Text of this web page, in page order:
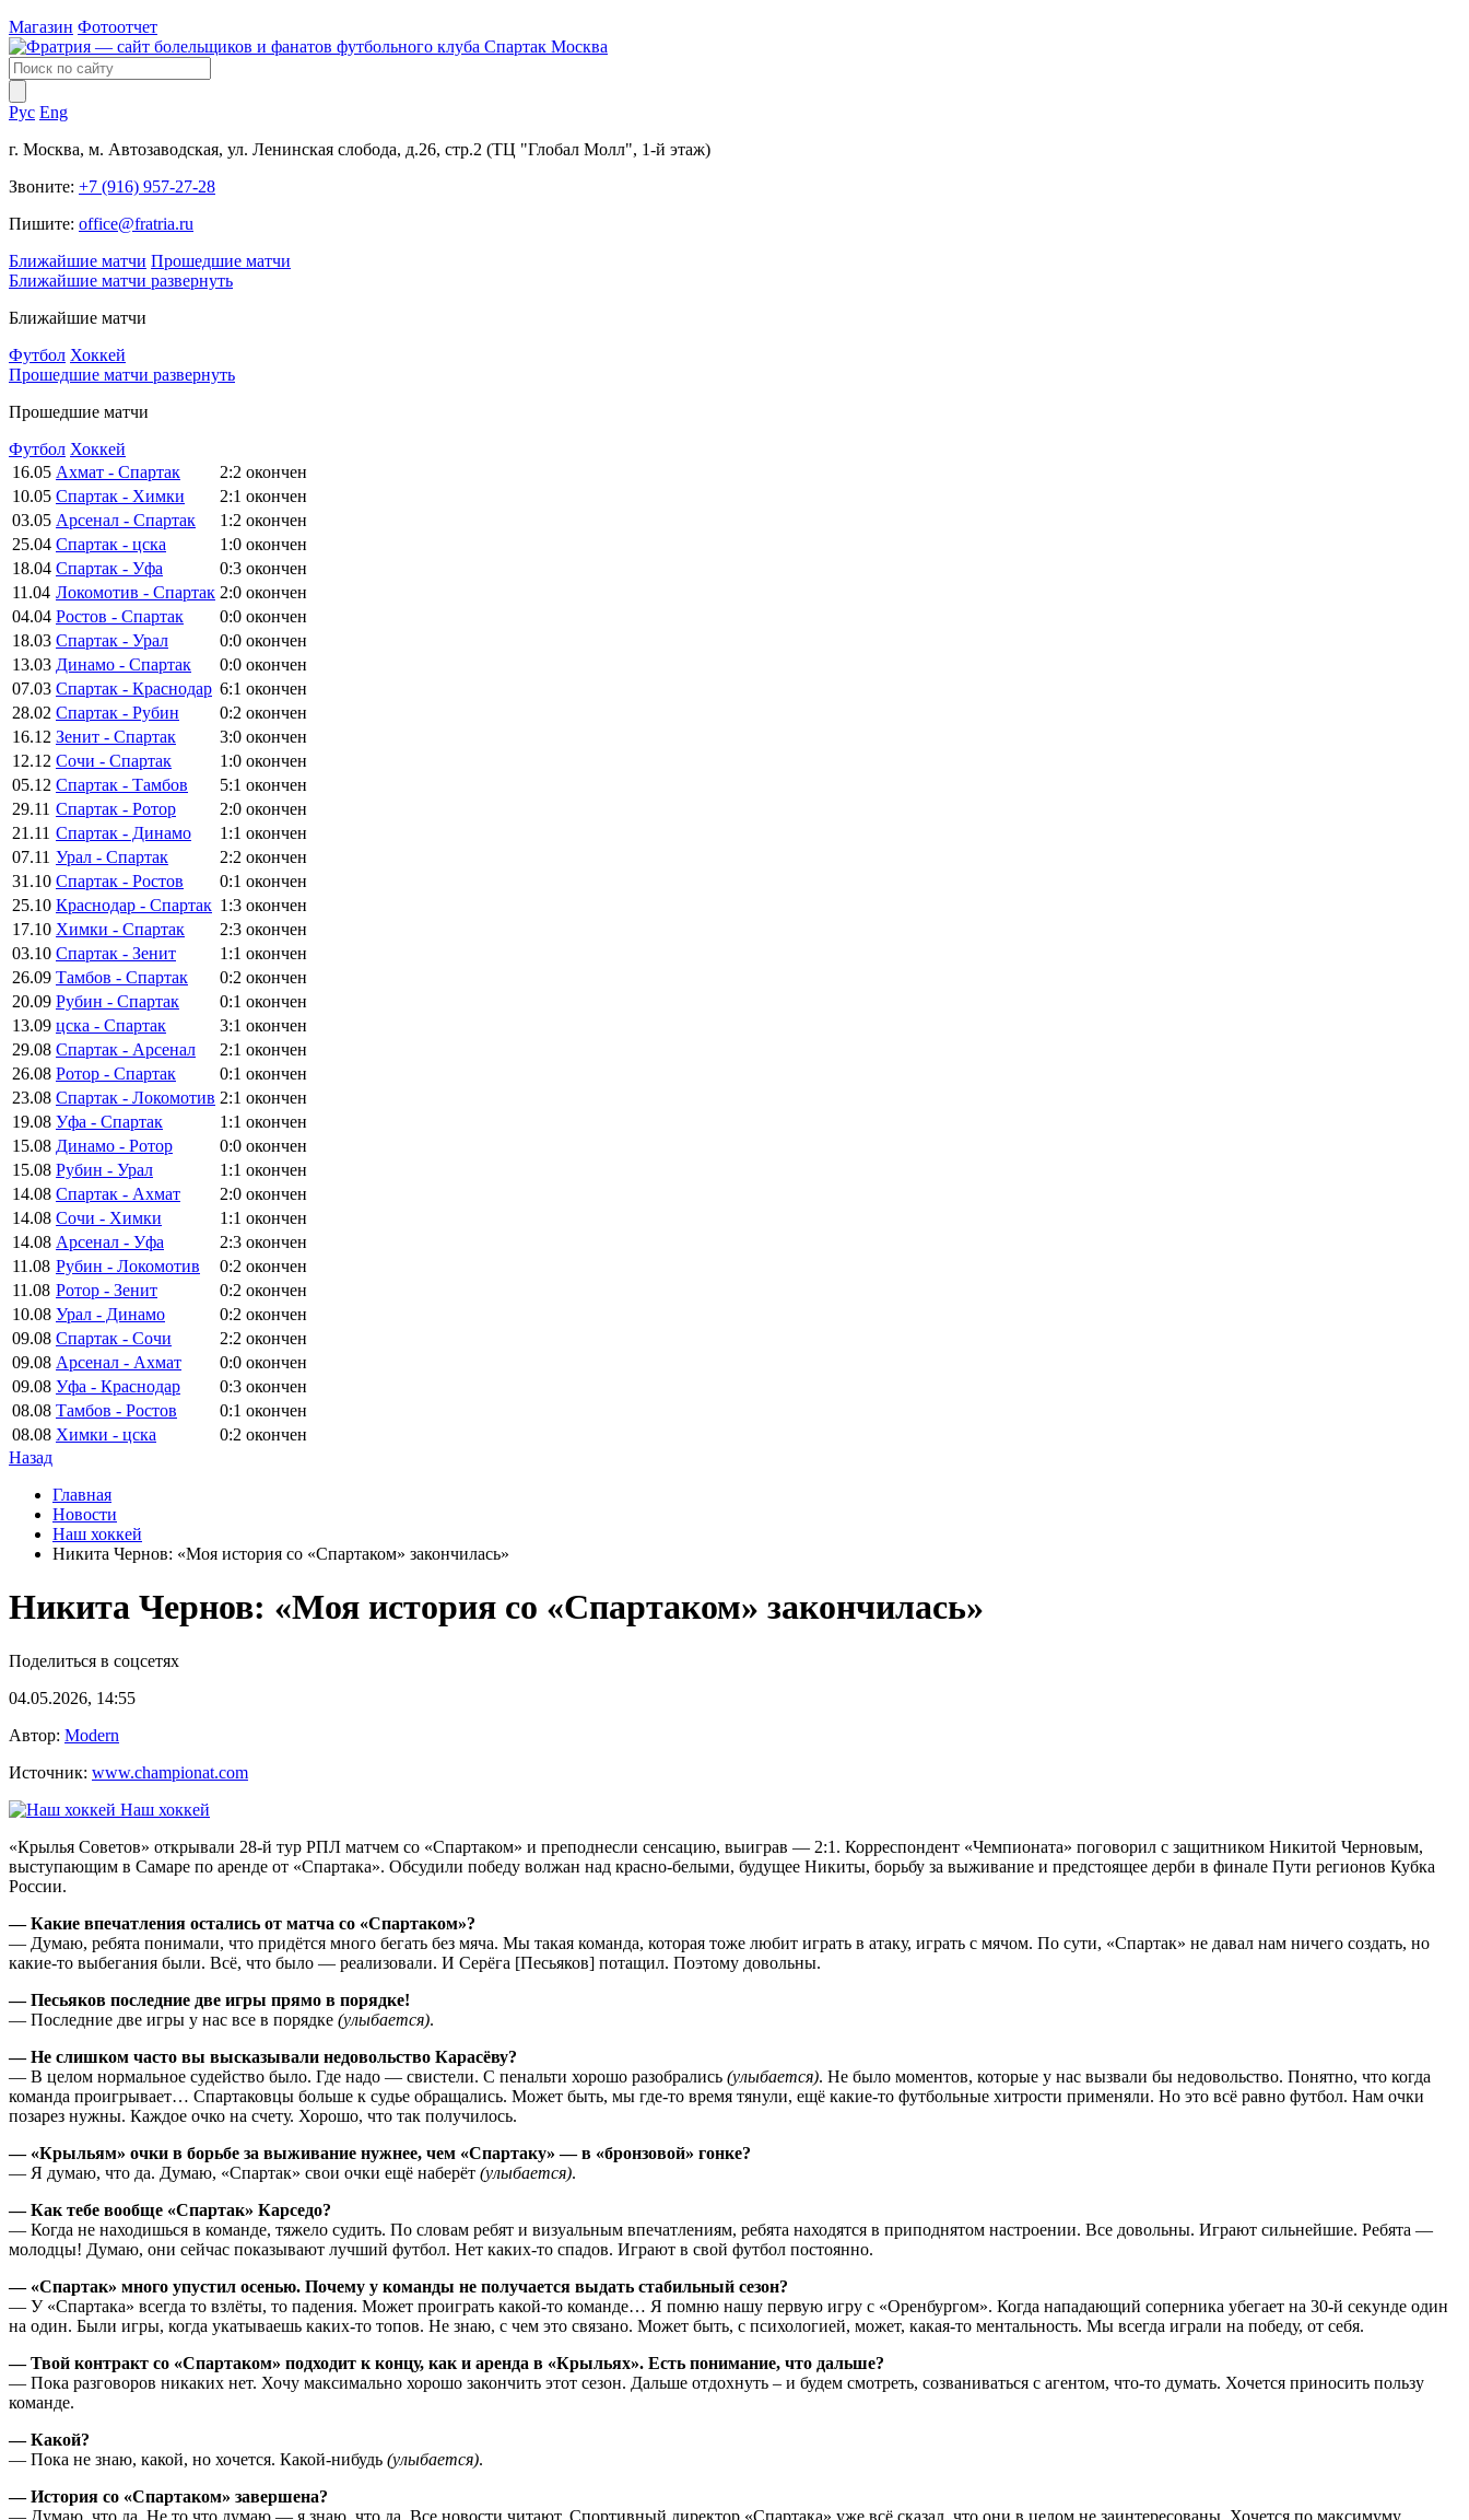
Магазин Фотоотчет
Рус Eng
г. Москва, м. Автозаводская, ул. Ленинская слобода, д.26, стр.2 (ТЦ "Глобал Молл", 1-й этаж)
Звоните: +7 (916) 957-27-28
Пишите: office@fratria.ru
Ближайшие матчи Прошедшие матчи
Ближайшие матчи развернуть
Ближайшие матчи
Футбол Хоккей
Прошедшие матчи развернуть
Прошедшие матчи
Футбол Хоккей
16.05 Ахмат - Спартак 2:2 окончен
10.05 Спартак - Химки 2:1 окончен
03.05 Арсенал - Спартак 1:2 окончен
25.04 Спартак - цска 1:0 окончен
18.04 Спартак - Уфа 0:3 окончен
11.04 Локомотив - Спартак 2:0 окончен
04.04 Ростов - Спартак 0:0 окончен
18.03 Спартак - Урал 0:0 окончен
13.03 Динамо - Спартак 0:0 окончен
07.03 Спартак - Краснодар 6:1 окончен
28.02 Спартак - Рубин 0:2 окончен
16.12 Зенит - Спартак 3:0 окончен
12.12 Сочи - Спартак 1:0 окончен
05.12 Спартак - Тамбов 5:1 окончен
29.11 Спартак - Ротор 2:0 окончен
21.11 Спартак - Динамо 1:1 окончен
07.11 Урал - Спартак 2:2 окончен
31.10 Спартак - Ростов 0:1 окончен
25.10 Краснодар - Спартак 1:3 окончен
17.10 Химки - Спартак 2:3 окончен
03.10 Спартак - Зенит 1:1 окончен
26.09 Тамбов - Спартак 0:2 окончен
20.09 Рубин - Спартак 0:1 окончен
13.09 цска - Спартак 3:1 окончен
29.08 Спартак - Арсенал 2:1 окончен
26.08 Ротор - Спартак 0:1 окончен
23.08 Спартак - Локомотив 2:1 окончен
19.08 Уфа - Спартак 1:1 окончен
15.08 Динамо - Ротор 0:0 окончен
15.08 Рубин - Урал 1:1 окончен
14.08 Спартак - Ахмат 2:0 окончен
14.08 Сочи - Химки 1:1 окончен
14.08 Арсенал - Уфа 2:3 окончен
11.08 Рубин - Локомотив 0:2 окончен
11.08 Ротор - Зенит 0:2 окончен
10.08 Урал - Динамо 0:2 окончен
09.08 Спартак - Сочи 2:2 окончен
09.08 Арсенал - Ахмат 0:0 окончен
09.08 Уфа - Краснодар 0:3 окончен
08.08 Тамбов - Ростов 0:1 окончен
08.08 Химки - цска 0:2 окончен
Назад
Главная
Новости
Наш хоккей
Никита Чернов: «Моя история со «Спартаком» закончилась»
Никита Чернов: «Моя история со «Спартаком» закончилась»
Поделиться в соцсетях
04.05.2026, 14:55
Автор: Modern
Источник: www.championat.com
Наш хоккей
«Крылья Советов» открывали 28-й тур РПЛ матчем со «Спартаком» и преподнесли сенсацию, выиграв — 2:1. Корреспондент «Чемпионата» поговорил с защитником Никитой Черновым,
выступающим в Самаре по аренде от «Спартака». Обсудили победу волжан над красно-белыми, будущее Никиты, борьбу за выживание и предстоящее дерби в финале Пути регионов Кубка
России.
— Какие впечатления остались от матча со «Спартаком»?
— Думаю, ребята понимали, что придётся много бегать без мяча. Мы такая команда, которая тоже любит играть в атаку, играть с мячом. По сути, «Спартак» не давал нам ничего создать, но
какие-то выбегания были. Всё, что было — реализовали. И Серёга [Песьяков] потащил. Поэтому довольны.
— Песьяков последние две игры прямо в порядке!
— Последние две игры у нас все в порядке (улыбается).
— Не слишком часто вы высказывали недовольство Карасёву?
— В целом нормальное судейство было. Где надо — свистели. С пенальти хорошо разобрались (улыбается). Не было моментов, которые у нас вызвали бы недовольство. Понятно, что когда
команда проигрывает… Спартаковцы больше к судье обращались. Может быть, мы где-то время тянули, ещё какие-то футбольные хитрости применяли. Но это всё равно футбол. Нам очки
позарез нужны. Каждое очко на счету. Хорошо, что так получилось.
— «Крыльям» очки в борьбе за выживание нужнее, чем «Спартаку» — в «бронзовой» гонке?
— Я думаю, что да. Думаю, «Спартак» свои очки ещё наберёт (улыбается).
— Как тебе вообще «Спартак» Карседо?
— Когда не находишься в команде, тяжело судить. По словам ребят и визуальным впечатлениям, ребята находятся в приподнятом настроении. Все довольны. Играют сильнейшие. Ребята —
молодцы! Думаю, они сейчас показывают лучший футбол. Нет каких-то спадов. Играют в свой футбол постоянно.
— «Спартак» много упустил осенью. Почему у команды не получается выдать стабильный сезон?
— У «Спартака» всегда то взлёты, то падения. Может проиграть какой-то команде… Я помню нашу первую игру с «Оренбургом». Когда нападающий соперника убегает на 30-й секунде один
на один. Были игры, когда укатываешь каких-то топов. Не знаю, с чем это связано. Может быть, с психологией, может, какая-то ментальность. Мы всегда играли на победу, от себя.
— Твой контракт со «Спартаком» подходит к концу, как и аренда в «Крыльях». Есть понимание, что дальше?
— Пока разговоров никаких нет. Хочу максимально хорошо закончить этот сезон. Дальше отдохнуть – и будем смотреть, созваниваться с агентом, что-то думать. Хочется приносить пользу
команде.
— Какой?
— Пока не знаю, какой, но хочется. Какой-нибудь (улыбается).
— История со «Спартаком» завершена?
— Думаю, что да. Не то что думаю — я знаю, что да. Все новости читают. Спортивный директор «Спартака» уже всё сказал, что они в целом не заинтересованы. Хочется по максимуму